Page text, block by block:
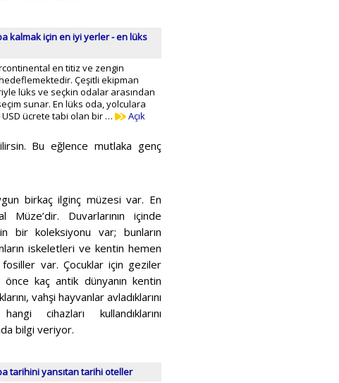
kalmak için en iyi yerler - en lüks
en titiz ve zengin
Çeşitli ekipman
lüks ve seçkin odalar arasından
sunar. En lüks oda, yolculara
USD ücrete tabi olan bir …
Açık
Bu eğlence mutlaka genç
birkaç ilginç müzesi var. En
Duvarlarının içinde
bir koleksiyonu var; bunların
iskeletleri ve kentin hemen
fosiller var. Çocuklar için geziler
kaç antik dünyanın kentin
vahşi hayvanlar avladıklarını
cihazları kullandıklarını
bilgi veriyor.
tarihini yansıtan tarihi oteller